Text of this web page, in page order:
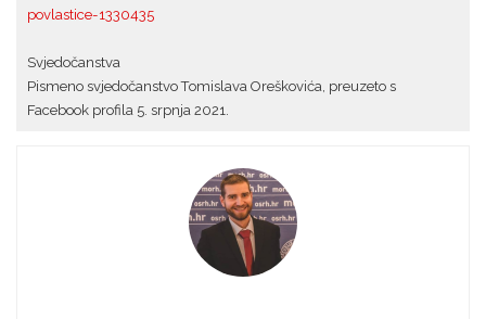
povlastice-1330435
Svjedočanstva
Pismeno svjedočanstvo Tomislava Oreškovića, preuzeto s
Facebook profila 5. srpnja 2021.